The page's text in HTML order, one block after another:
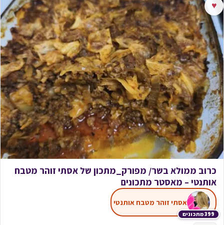
♥
כרוב ממולא בשר/ מפורק_מתכון של אסתי זוהר מטבח
אותנטי – מאסטר מתכונים
399 מתכונים
אסתי זוהר מטבח אותנטי